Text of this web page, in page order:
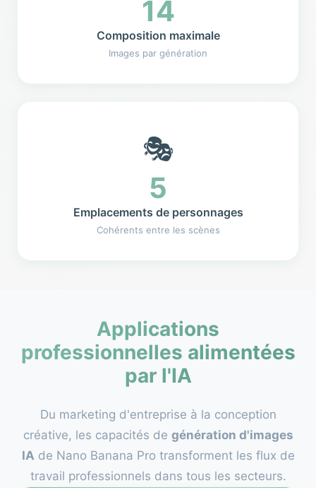
14
Composition maximale
Images par génération
🎭
5
Emplacements de personnages
Cohérents entre les scènes
Applications
professionnelles alimentées
par l'IA
Du marketing d'entreprise à la conception
créative, les capacités de génération d'images
IA de Nano Banana Pro transforment les flux de
travail professionnels dans tous les secteurs.